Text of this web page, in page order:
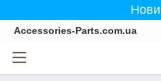
Accessories-Parts.com.ua